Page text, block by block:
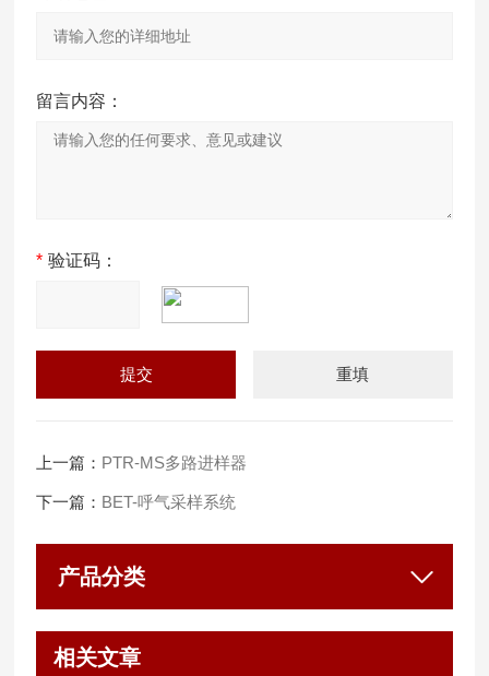
留言内容：
* 验证码：
上一篇： PTR-MS多路进样器
下一篇： BET-呼气采样系统
产品分类
相关文章